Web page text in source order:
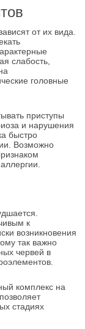
от их вида.
слабость,
головные
приступы
и нарушения
быстро
Возможно
к
возникновения
так важно
червей в
комплекс на
стадиях